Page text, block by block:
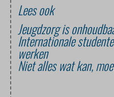
Lees ook
Jeugdzorg is
Internationale
werken
Niet alles wat kan,